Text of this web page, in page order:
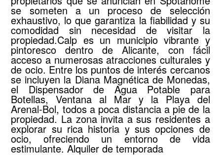
se someten a un proceso de selección
exhaustivo, lo que garantiza la fiabilidad y su
comodidad sin necesidad de visitar la
propiedad.Calp es un municipio vibrante y
pintoresco dentro de Alicante, con fácil
acceso a numerosas atracciones culturales y
de ocio. Entre los puntos de interés cercanos
se incluyen la Diana Magnética de Monedas,
el Dispensador de Agua Potable para
Botellas, Ventana al Mar y la Playa del
Arenal-Bol, todos a poca distancia a pie de la
propiedad. La zona invita a sus residentes a
explorar su rica historia y sus opciones de
ocio, ofreciendo un entorno de vida
estimulante. Alquiler de temporada